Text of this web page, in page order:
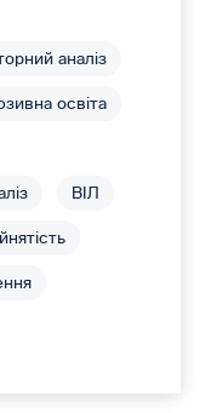
аналіз
освіта
ВІЛ